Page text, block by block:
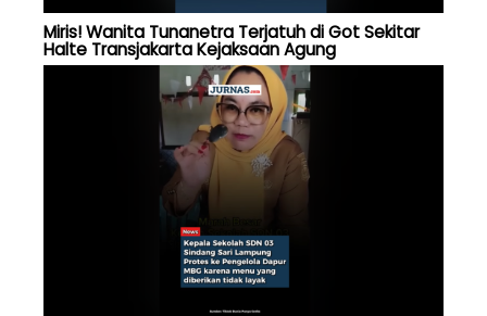
Miris! Wanita Tunanetra Terjatuh di Got Sekitar
Halte Transjakarta Kejaksaan Agung